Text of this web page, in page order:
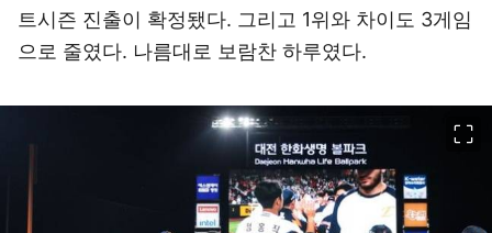
트시즌 진출이 확정됐다. 그리고 1위와 차이도 3게임
으로 줄였다. 나름대로 보람찬 하루였다.